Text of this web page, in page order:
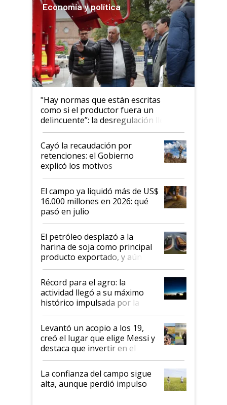
Economía y política
"Hay normas que están escritas
como si el productor fuera un
delincuente”: la desregulación llegó
al Congreso Aapresid y hasta se
habló del financiamiento al IPCVA
Cayó la recaudación por
retenciones: el Gobierno
explicó los motivos
El campo ya liquidó más de US$
16.000 millones en 2026: qué
pasó en julio
El petróleo desplazó a la
harina de soja como principal
producto exportado, y aún así
el agro aportó casi seis de cada
diez dólares y sostuvo el
liderazgo en un semestre
récord
Récord para el agro: la
actividad llegó a su máximo
histórico impulsada por la
cosecha y las exportaciones
Levantó un acopio a los 19,
creó el lugar que elige Messi y
destaca que invertir en el
kirchnerismo era como "darle
plata a un hijo para droga":
Juan Félix Rossetti, el libertario
que de una dura crisis salió
La confianza del campo sigue
alta, aunque perdió impulso